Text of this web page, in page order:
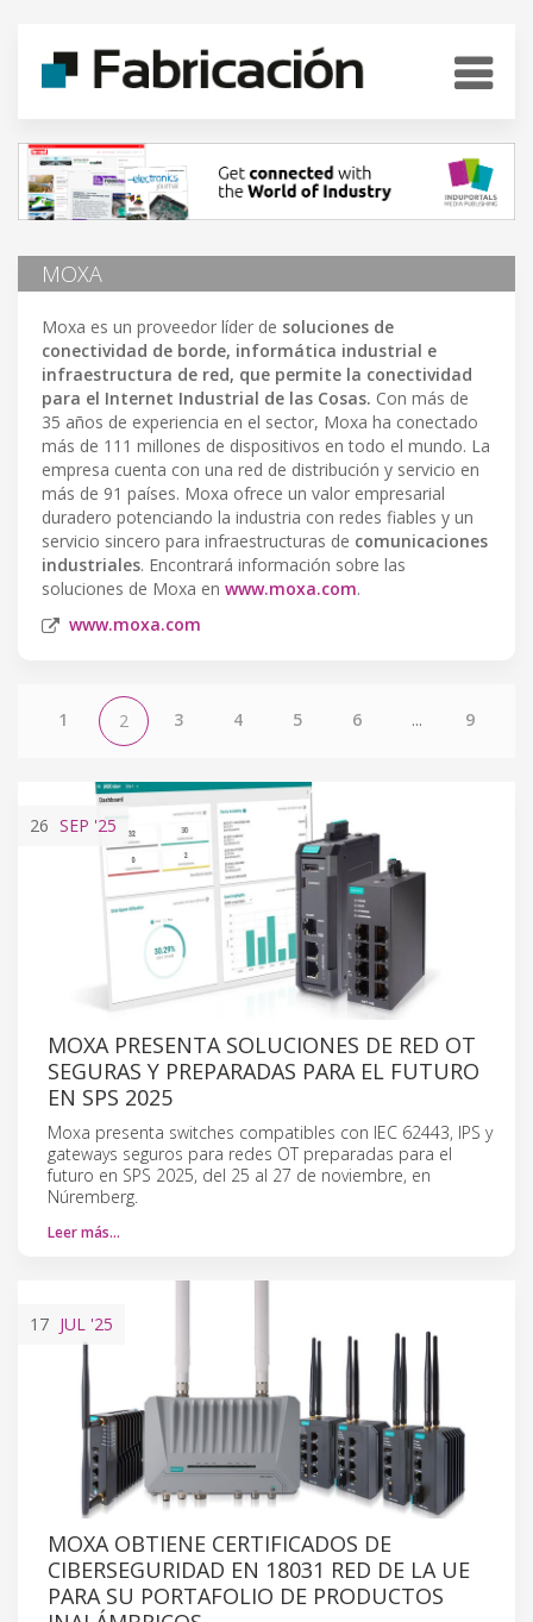
MOXA
Moxa es un proveedor líder de soluciones de
conectividad de borde, informática industrial e
infraestructura de red, que permite la conectividad
para el Internet Industrial de las Cosas. Con más de
35 años de experiencia en el sector, Moxa ha conectado
más de 111 millones de dispositivos en todo el mundo. La
empresa cuenta con una red de distribución y servicio en
más de 91 países. Moxa ofrece un valor empresarial
duradero potenciando la industria con redes fiables y un
servicio sincero para infraestructuras de comunicaciones
industriales. Encontrará información sobre las
soluciones de Moxa en www.moxa.com.
www.moxa.com
1 2 3 4 5 6 ... 9
26 SEP '25
MOXA PRESENTA SOLUCIONES DE RED OT
SEGURAS Y PREPARADAS PARA EL FUTURO
EN SPS 2025
Moxa presenta switches compatibles con IEC 62443, IPS y
gateways seguros para redes OT preparadas para el
futuro en SPS 2025, del 25 al 27 de noviembre, en
Núremberg.
Leer más…
17 JUL '25
MOXA OBTIENE CERTIFICADOS DE
CIBERSEGURIDAD EN 18031 RED DE LA UE
PARA SU PORTAFOLIO DE PRODUCTOS